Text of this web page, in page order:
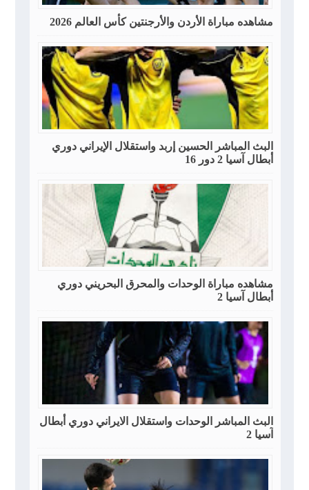
مشاهده مباراة الأردن والأرجنتين كأس العالم 2026
البث المباشر الحسين إربد واستقلال الإيراني دوري
أبطال آسيا 2 دور 16
مشاهده مباراة الوحدات والمحرق البحريني دوري
أبطال آسيا 2
البث المباشر الوحدات واستقلال الايراني دوري أبطال
آسيا 2